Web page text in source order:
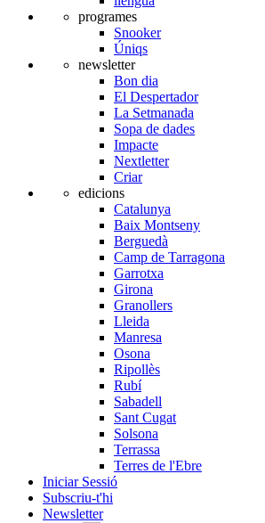
programes
Snooker
Úniqs
newsletter
Bon dia
El Despertador
La Setmanada
Sopa de dades
Impacte
Nextletter
Criar
edicions
Catalunya
Baix Montseny
Berguedà
Camp de Tarragona
Garrotxa
Girona
Granollers
Lleida
Manresa
Osona
Ripollès
Rubí
Sabadell
Sant Cugat
Solsona
Terrassa
Terres de l'Ebre
Iniciar Sessió
Subscriu-t'hi
Newsletter